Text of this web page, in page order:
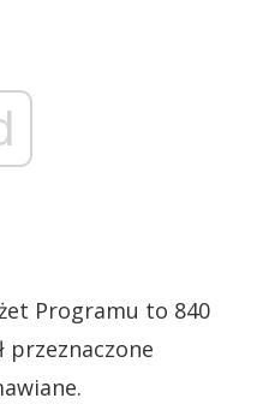
Programu to 840
przeznaczone